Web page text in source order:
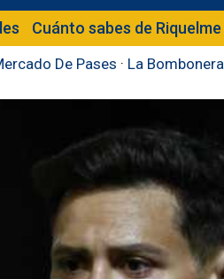
Cuánto sabes de Riquelme
De Pases · La Bombonera